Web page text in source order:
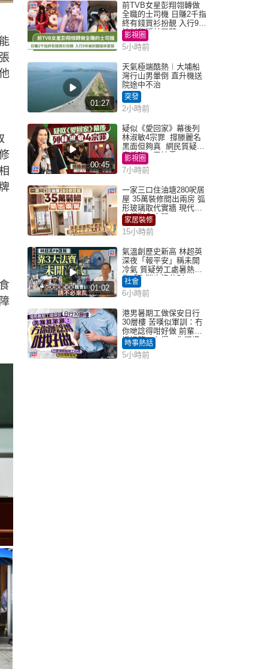
前TVB女星彭翔翎轉做
全職的士司機 日賺2千指
終有錢買衫扮靚 入行9年
被封翻版林夏薇
影視圈
5小時前
01:27
天氣極端酷熱︱大埔船
灣行山男暈倒 直升機送
院途中不治
突發
2小時前
00:45
疑似《愛回家》幕後列
林淑敏4宗罪 撐滕麗名
黑面但夠真 網民質疑：
真係咁一早被雪
影視圈
7小時前
一家三口住油塘280呎居
屋 35萬裝修間出兩房 弧
形玻璃取代實牆 現代神
枱櫃融入玄關
家居裝修
15小時前
01:02
氣溫創歷史新高 林超英
深夜「報平安」稱未開
冷氣 質疑勞工處暑熱警
告「取消也沒分別」
社會
6小時前
港男暑期工做保安日行
30層樓 苦嘆似軍訓：冇
你哋諗得咁好做 前輩傳
授搵筍工心得：你唔識
揀盤啫｜Juicy叮
時事熱話
5小時前